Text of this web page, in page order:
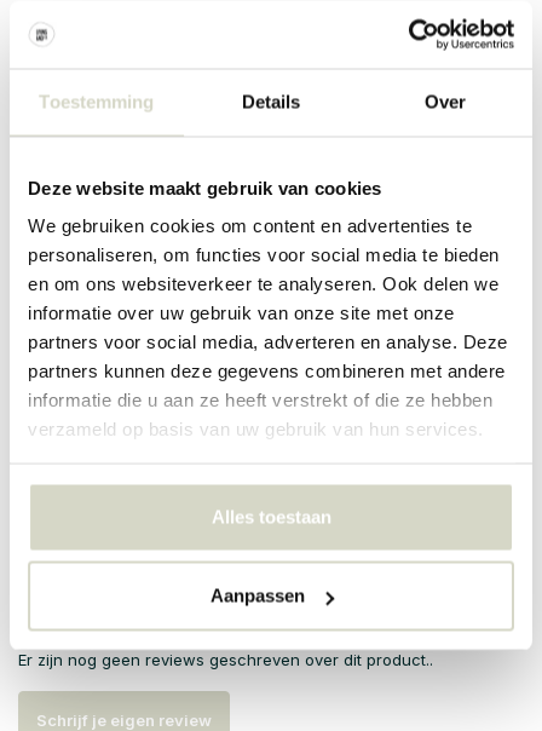
Toestemming Details Over
Deze website maakt gebruik van cookies
We gebruiken cookies om content en advertenties te
personaliseren, om functies voor social media te bieden
en om ons websiteverkeer te analyseren. Ook delen we
informatie over uw gebruik van onze site met onze
partners voor social media, adverteren en analyse. Deze
partners kunnen deze gegevens combineren met andere
informatie die u aan ze heeft verstrekt of die ze hebben
verzameld op basis van uw gebruik van hun services.
Alles toestaan
Aanpassen
De Seletti Industry collection armstoel maakt deel uit van de
Industry collectie, in deze serie zijn tafels en stoelen beschikbaar
met een matte poedercoating. Afmeting 52 x 55cm, hoogte
Materiaal: aluminium met een matte poedercoating
Overige: Geschikt voor buitengebruik.
PRODUCTSPECIFICATIES
Artikelnummer 18684_BIA
Er zijn nog geen reviews geschreven over dit product..
Schrijf je eigen review